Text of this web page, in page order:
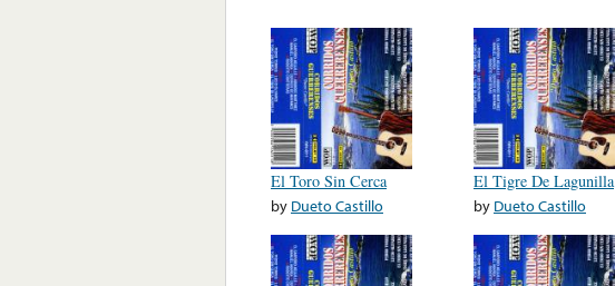
El Toro Sin Cerca
by Dueto Castillo
El Tigre De Lagunilla
by Dueto Castillo